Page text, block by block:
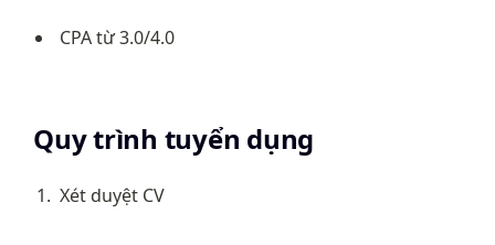
CPA từ 3.0/4.0
Quy trình tuyển dụng
Xét duyệt CV